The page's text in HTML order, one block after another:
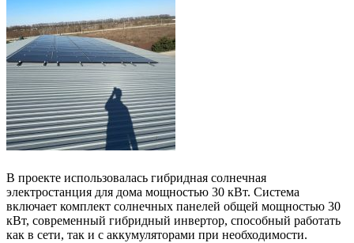
В проекте использовалась гибридная солнечная
электростанция для дома мощностью 30 кВт. Система
включает комплект солнечных панелей общей мощностью 30
кВт, современный гибридный инвертор, способный работать
как в сети, так и с аккумуляторами при необходимости.